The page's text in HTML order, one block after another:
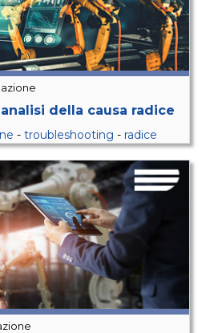
della causa radice
- troubleshooting - radice